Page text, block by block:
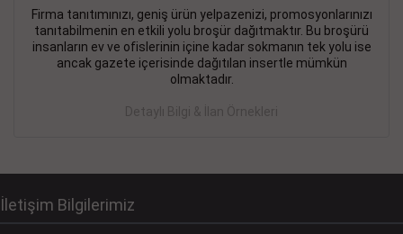
Firma tanıtımınızı, geniş ürün yelpazenizi, promosyonlarınızı
tanıtabilmenin en etkili yolu broşür dağıtmaktır. Bu broşürü
insanların ev ve ofislerinin içine kadar sokmanın tek yolu ise
ancak gazete içerisinde dağıtılan insertle mümkün
olmaktadır.
Detaylı Bilgi & İlan Örnekleri
İletişim Bilgilerimiz
DEVREMÜLK KİRALIK İlanı- 11.09.2018
SİNYE Tekstile Şoförlüğü olan 35 yaşını aşmamış, Depo
elemanı alınacaktır. Osmanbey, Şişli